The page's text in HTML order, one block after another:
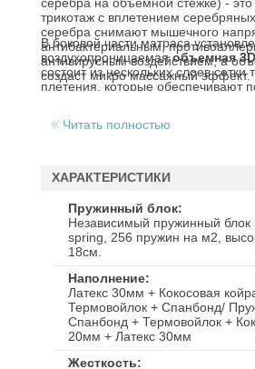
серебра на объёмной стёжке) -
трикотаж с вплетением
серебра снимают мышечного
антибактериальным,
антивирусным воздействием, а
создаст микро массажный эффект.
В боковой части матраса
воздухопроницаемаяобъемная
состоит из нескольких слоев сетки
плетения, которые обеспечивают
Читать полностью
ХАРАКТЕРИСТИКИ
Пружинный блок
Независимый пружинный блок
spring, 256 пружин на м2,
18см.
Наполнение
Латекс 30мм + Кокосовая
Термовойлок + Спанбонд/
Спанбонд + Термовойлок +
20мм + Латекс 30мм
Жесткость